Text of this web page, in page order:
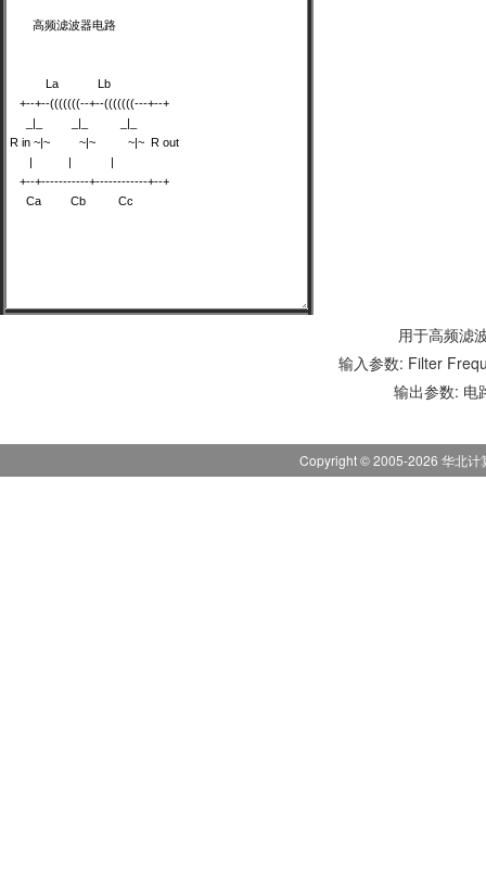
用于高频滤
输入参数: Filter
输出参数: 电
Copyright © 2005-2026 华北计